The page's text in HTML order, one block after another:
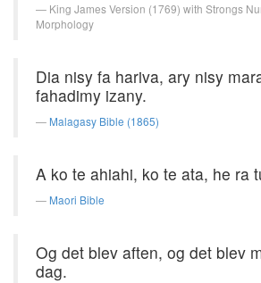
King James Version (1769) with Strongs
Morphology
Dia nisy fa hariva, ary nisy
fahadimy izany.
Malagasy Bible (1865)
A ko te ahiahi, ko te ata, he ra
Maori Bible
Og det blev aften, og det blev
dag.